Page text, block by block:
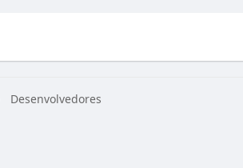
Desenvolvedores